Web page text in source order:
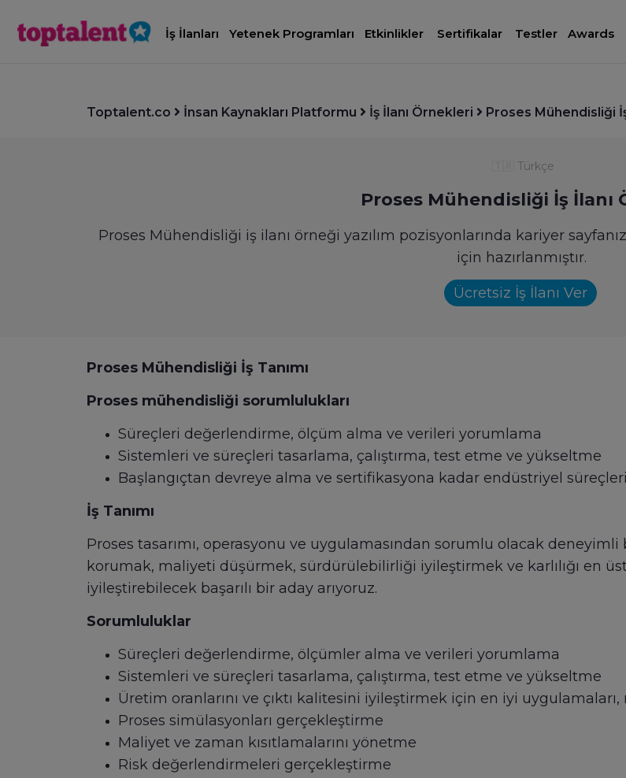
İş İlanları Yetenek Programları Etkinlikler Sertifikalar Testler Awards
Toptalent.co İnsan Kaynakları Platformu İş İlanı Örnekleri Proses Mühendisliği
Türkçe
Proses Mühendisliği İş İlanı
Proses Mühendisliği iş ilanı örneği yazılım pozisyonlarında kariyer
için hazırlanmıştır.
Ücretsiz İş İlanı Ver
Proses Mühendisliği İş Tanımı
Proses mühendisliği sorumlulukları
Süreçleri değerlendirme, ölçüm alma ve verileri yorumlama
Sistemleri ve süreçleri tasarlama, çalıştırma, test etme ve yükseltme
Başlangıçtan devreye alma ve sertifikasyona kadar endüstriyel
İş Tanımı
Proses tasarımı, operasyonu ve uygulamasından sorumlu olacak
korumak, maliyeti düşürmek, sürdürülebilirliği iyileştirmek ve karlılığı en
iyileştirebilecek başarılı bir aday arıyoruz.
Sorumluluklar
Süreçleri değerlendirme, ölçümler alma ve verileri yorumlama
Sistemleri ve süreçleri tasarlama, çalıştırma, test etme ve yükseltme
Üretim oranlarını ve çıktı kalitesini iyileştirmek için en iyi
Proses simülasyonları gerçekleştirme
Maliyet ve zaman kısıtlamalarını yönetme
Risk değerlendirmeleri gerçekleştirme